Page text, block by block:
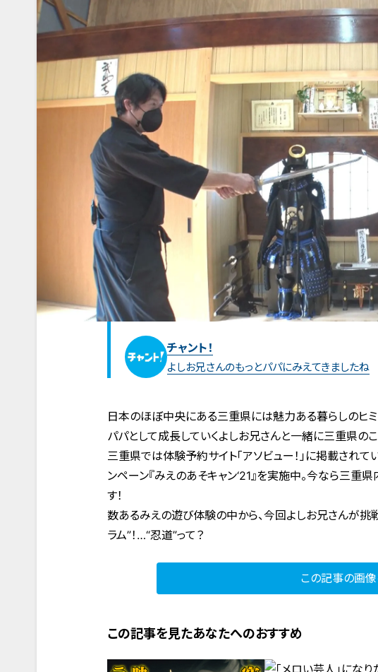
チャント！
よしお兄さんのもっとパパにみえてきましたね
日本のほぼ中央にある三重県には魅力ある暮らしのヒミ
パパとして成長していくよしお兄さんと一緒に三重県のこ
三重県では体験予約サイト「アソビュー！」に掲載されて
ンペーン『みえのあそキャン‘21』を実施中。今なら三
す！
数あるみえの遊び体験の中から、今回よしお兄さんが
ラム”！…“忍道”って？
この記事の画
この記事を見たあなたへのおすすめ